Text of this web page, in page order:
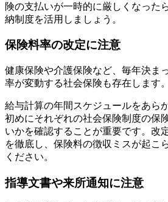
険の支払いが一時的に厳しくなった
納制度を活用しましょう。
保険料率の改定に注意
健康保険や介護保険など、毎年決ま
率が変動する社会保険も存在します。
給与計算の年間スケジュールをあら
初めにそれぞれの社会保険制度の保
いかを確認することが重要です。改
を徹底し、保険料の徴収ミスが起こ
ください。
指導文書や来所通知に注意